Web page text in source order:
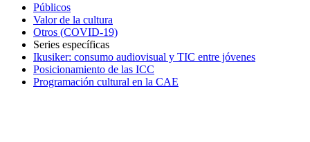
Públicos
Valor de la cultura
Otros (COVID-19)
Series específicas
Ikusiker: consumo audiovisual y TIC entre jóvenes
Posicionamiento de las ICC
Programación cultural en la CAE